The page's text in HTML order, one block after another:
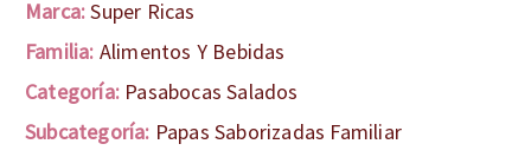
Marca:Super Ricas
Familia: Alimentos Y Bebidas
Categoría: Pasabocas Salados
Subcategoría: Papas Saborizadas Familiar